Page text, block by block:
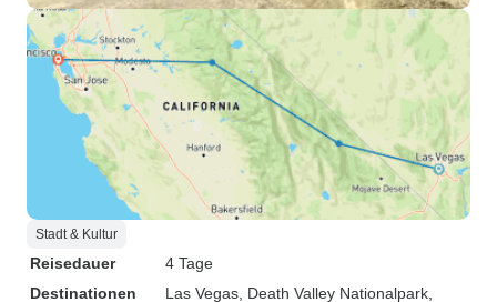
Stadt & Kultur
Reisedauer
4 Tage
Destinationen
Las Vegas , Death Valley Nationalpark